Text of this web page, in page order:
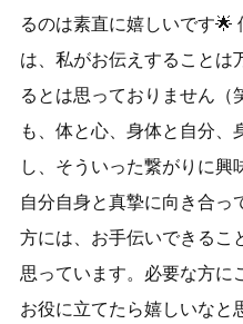
るのは素直に嬉しいです🌟
は、私がお伝えすることは
るとは思っておりません（
も、体と心、身体と自分、
し、そういった繋がりに興
自分自身と真摯に向き合っ
方には、お手伝いできるこ
思っています。必要な方に
お役に立てたら嬉しいなと